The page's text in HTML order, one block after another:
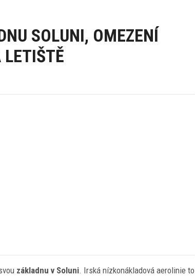
SOLUNI, OMEZENÍ
LETIŠTĚ
základnu v Soluni. Irská nízkonákladová aerolinie to